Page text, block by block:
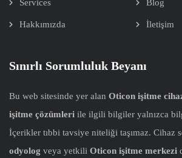
Services Blog
Hakkımızda İletişim
Sınırlı Sorumluluk Beyanı
Bu web sitesinde yer alan Oticon işitme
işitme çözümleri ile ilgili bilgiler yalnızca
İçerikler tıbbi tavsiye niteliği taşımaz. Cihaz
odyolog veya yetkili Oticon işitme merkezi